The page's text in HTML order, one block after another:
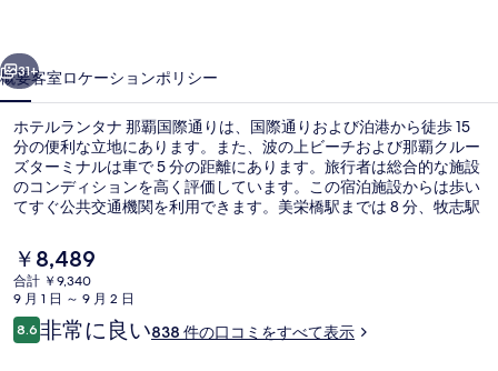
那
覇
国
際
通
り
の
写
真
31+
概要客室ロケーションポリシー
ホテルランタナ 那覇国際通りは、国際通りおよび泊港から徒歩 15
分の便利な立地にあります。また、波の上ビーチおよび那覇クルー
ズターミナルは車で 5 分の距離にあります。旅行者は総合的な施設
のコンディションを高く評価しています。この宿泊施設からは歩い
てすぐ公共交通機関を利用できます。美栄橋駅までは 8 分、牧志駅
現
在
の
料
金
￥8,489
合計 ￥9,340
9 月 1 日 ～ 9 月 2 日
口
コ
8.610段階中8.6
非常に良い838 件の口コミをすべて表示